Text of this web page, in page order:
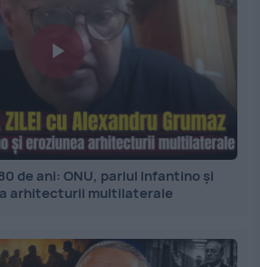
de ani: ONU, pariul Infantino și
arhitecturii multilaterale